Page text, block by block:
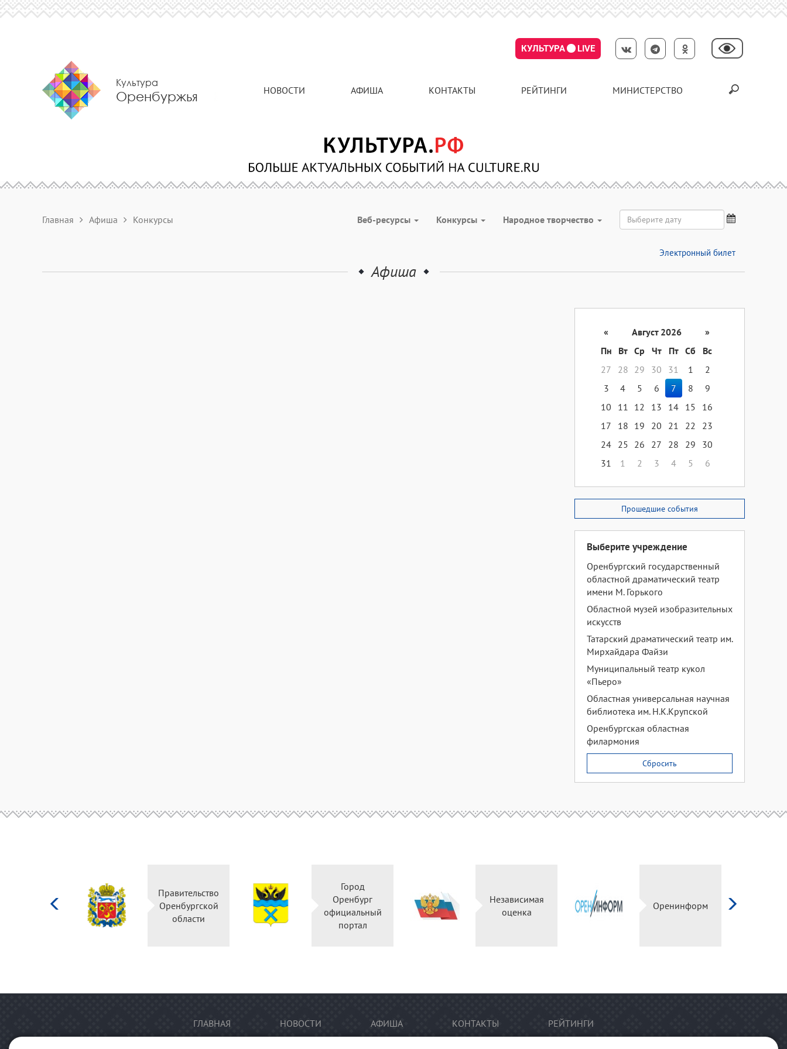
КУЛЬТУРА LIVE
Культура
Оренбуржья НОВОСТИ АФИША КОНТАКТЫ РЕЙТИНГИ МИНИСТЕРСТВО
Главная Афиша Конкурсы Веб-ресурсы Конкурсы Народное творчество
Электронный билет
Афиша
« Август 2026
»
Пн
Вт Ср Чт Пт Сб
Вс
27
28 29 30 31 1
2
3
4 5 6 7 8
9
10
11 12 13 14 15
16
17
18 19 20 21 22
23
24 25 26 27 28 29
30
31
1 2 3 4 5 6
Прошедшие события
Выберите учреждение
Оренбургский государственный
областной драматический театр
имени М. Горького
Областной музей изобразительных
искусств
Татарский драматический театр им.
Мирхайдара Файзи
Муниципальный театр кукол
«Пьеро»
Областная универсальная научная
библиотека им. Н.К.Крупской
Оренбургская областная
филармония
Сбросить
Правительство
Оренбургской
области
Город
Оренбург
официальный
портал
Независимая
оценка
Оренинформ
ГЛАВНАЯ НОВОСТИ АФИША КОНТАКТЫ РЕЙТИНГИ